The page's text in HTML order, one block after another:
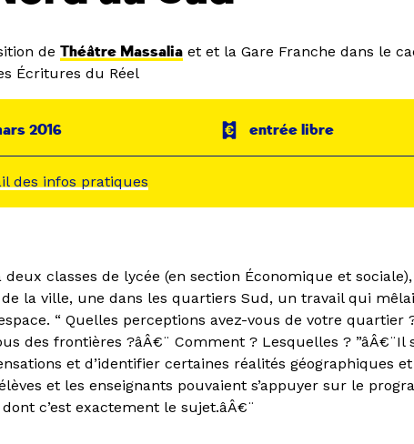
deThéâtre Massalia et et la Gare Franche dans le
Écritures du Réel
2016 entrée libre
des infos pratiques
deux classes de lycée (en section Économique et
la ville, une dans les quartiers Sud, un travail qui
“ Quelles perceptions avez-vous de votre quartier
des frontières ?âÂ€¨ Comment ? Lesquelles ? ”âÂ€¨Il
et d’identifier certaines réalités géographiques
et les enseignants pouvaient s’appuyer sur le
c’est exactement le sujet.âÂ€¨